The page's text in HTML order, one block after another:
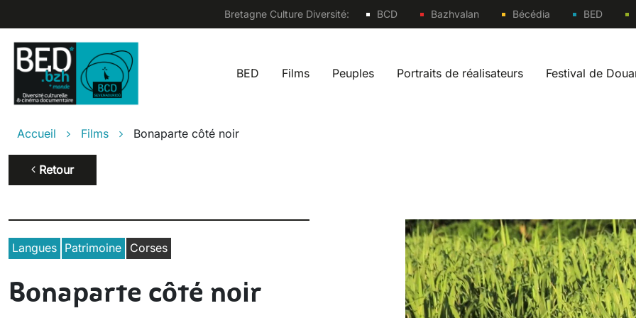
Bretagne Culture Diversité: Sites
BCD Bazhvalan Bécédia BED
Main navigation fr
BED Films Peuples Portraits de réalisateurs Festival de
Fil d'Ariane
Accueil Films Bonaparte côté noir
Retour
Langues Patrimoine Corses
Bonaparte côté noir